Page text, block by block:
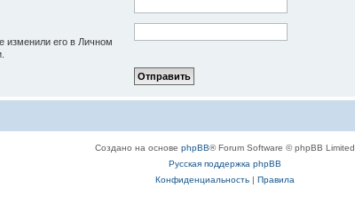
изменили его в Личном
Создано на основе phpBB® Forum Software © phpBB Limited
Русская поддержка phpBB
Конфиденциальность| Правила